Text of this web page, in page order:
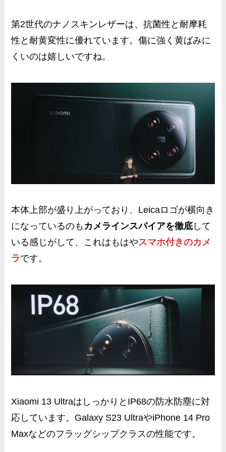
第2世代のナノスキンレザーは、抗菌性と耐摩耗
性と耐黄変性に優れています。傷に強く黄ばみに
くいのは嬉しいですね。
本体上部が盛り上がっており、Leicaロゴが横向き
になっているのも カメラインスパイアを徹底 して
いる感じがして、これはもはやスマホ付きのカメ
ラです。
Xiaomi 13 Ultraはしっかりと IP68の防水防塵に対
応しています。Galaxy S23 UltraやiPhone 14 Pro
Maxなどのフラッグシップクラスの性能です。